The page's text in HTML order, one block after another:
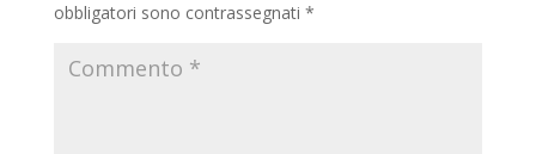
obbligatori sono contrassegnati *